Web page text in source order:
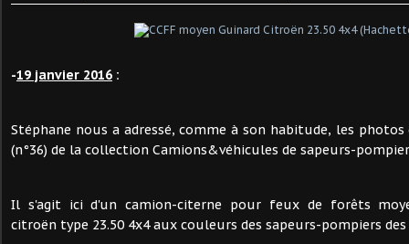
-19 janvier 2016 :
Stéphane nous a adressé, comme à son habitude, les
(n°36) de la collection Camions&véhicules de sapeurs-
Il s'agit ici d'un camion-citerne pour feux de forêts
citroën type 23.50 4x4 aux couleurs des sapeurs-pompiers